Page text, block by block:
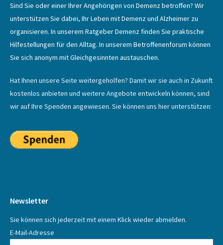
Sind Sie oder einer Ihrer Angehörigen von Demenz betroffen? Wir
unterstützen Sie dabei, Ihr Leben mit Demenz und Alzheimer zu
organisieren. In unserem Ratgeber Demenz finden Sie praktische
Hilfestellungen für den Alltag. In unserem Betroffenenforum können
Sie sich anonym mit Gleichgesinnten austauschen.
Hat Ihnen unsere Seite weitergeholfen? Damit wir sie auch in Zukunft
kostenlos anbieten und weitere Angebote entwickeln können, sind
wir auf Ihre Spenden angewiesen. Sie können uns hier unterstützen:
Newsletter
Sie können sich jederzeit mit einem Klick wieder abmelden.
E-Mail-Adresse